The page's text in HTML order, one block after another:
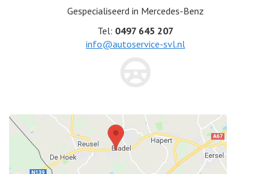
Gespecialiseerd in Mercedes-Benz
Tel: 0497 645 207
info@autoservice-svl.nl